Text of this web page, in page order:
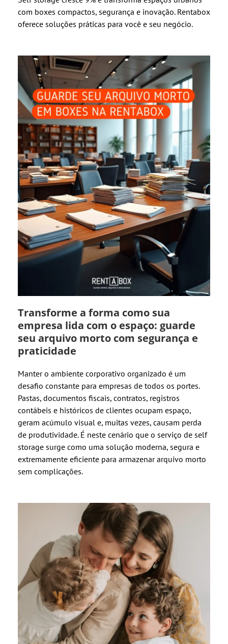
com boxes compactos, segurança e inovação. Rentabox
oferece soluções práticas para você e seu negócio.
Transforme a forma como sua
empresa lida com o espaço: guarde
seu arquivo morto com segurança e
praticidade
Manter o ambiente corporativo organizado é um
desafio constante para empresas de todos os portes.
Pastas, documentos fiscais, contratos, registros
contábeis e históricos de clientes ocupam espaço,
geram acúmulo visual e, muitas vezes, causam perda
de produtividade. É neste cenário que o serviço de self
storage surge como uma solução moderna, segura e
extremamente eficiente para armazenar arquivo morto
sem complicações.